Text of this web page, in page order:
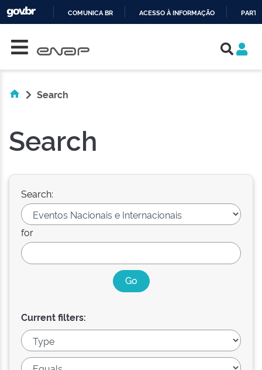
COMUNICA BR ACESSO À INFORMAÇÃO
Search
Search
Search:
for
Current filters: